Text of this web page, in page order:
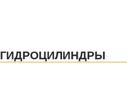
ГИДРОЦИЛИНДРЫ